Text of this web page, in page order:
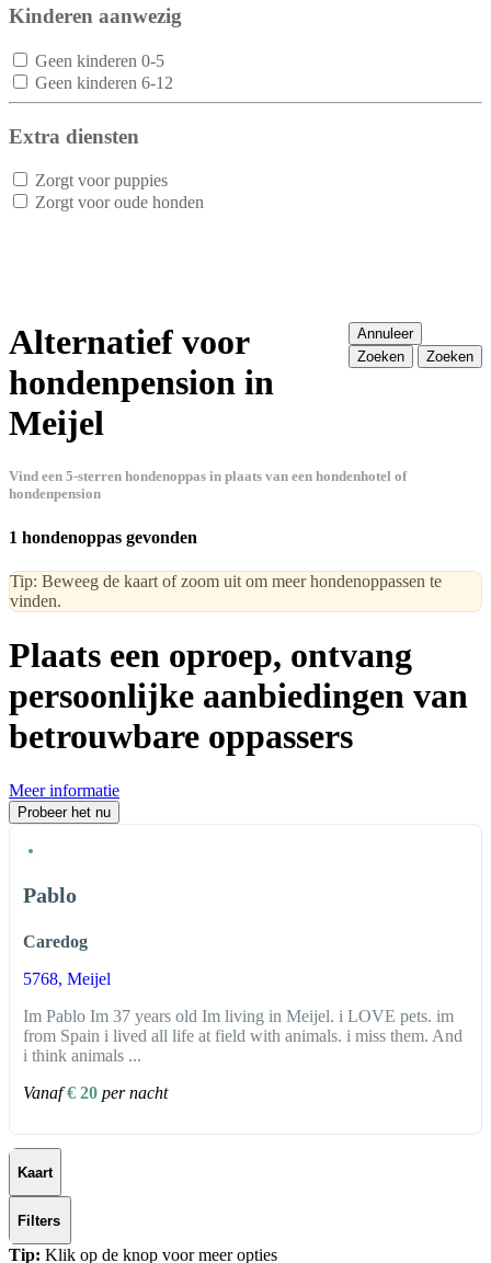
Kinderen aanwezig
Geen kinderen 0-5
Geen kinderen 6-12
Extra diensten
Zorgt voor puppies
Zorgt voor oude honden
Annuleer
Zoeken
Zoeken
Alternatief voor
hondenpension in
Meijel
Vind een 5-sterren hondenoppas in plaats van een hondenhotel of
hondenpension
1 hondenoppas gevonden
Tip: Beweeg de kaart of zoom uit om meer hondenoppassen te
vinden.
Plaats een oproep, ontvang
persoonlijke aanbiedingen van
betrouwbare oppassers
Meer informatie
Probeer het nu
Pablo
Caredog
5768, Meijel
Im Pablo Im 37 years old Im living in Meijel. i LOVE pets. im
from Spain i lived all life at field with animals. i miss them. And
i think animals ...
Vanaf€ 20 per nacht
Kaart
Filters
Tip: Klik op de knop voor meer opties